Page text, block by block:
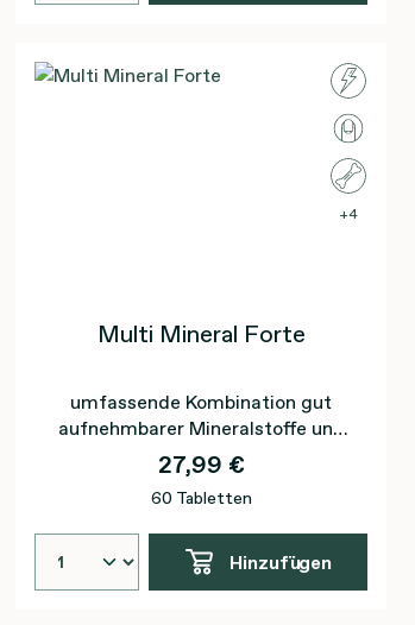
4
Multi Mineral Forte
umfassende Kombination gut
aufnehmbarer Mineralstoffe und
Spurenelemente zur täglichen
Verwendung
27,99 €
60 Tabletten
Hinzufügen